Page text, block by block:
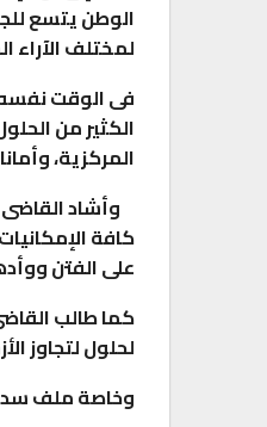
الوطن يتسع
لمختلف الآراء
فى الوقت نفسه
الكثير من
المركزية،
وأشاد
كافة
على الفتن
كما طالب
لحلول لتجاوز
وخاصة ملف سد
رئيس